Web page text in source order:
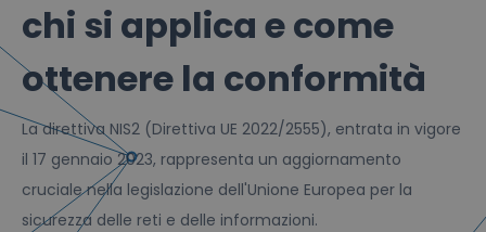
chi si applica e come
ottenere la conformità
La direttiva NIS2 (Direttiva UE 2022/2555), entrata in vigore
il 17 gennaio 2023, rappresenta un aggiornamento
cruciale nella legislazione dell'Unione Europea per la
sicurezza delle reti e delle informazioni.